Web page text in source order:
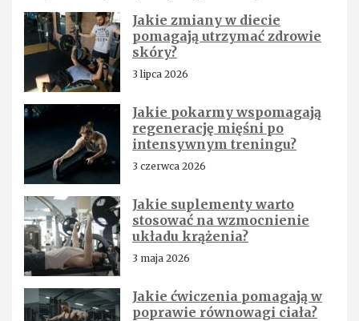
Jakie zmiany w diecie
pomagają utrzymać zdrowie
skóry?
3 lipca 2026
Jakie pokarmy wspomagają
regenerację mięśni po
intensywnym treningu?
3 czerwca 2026
Jakie suplementy warto
stosować na wzmocnienie
układu krążenia?
3 maja 2026
Jakie ćwiczenia pomagają w
poprawie równowagi ciała?